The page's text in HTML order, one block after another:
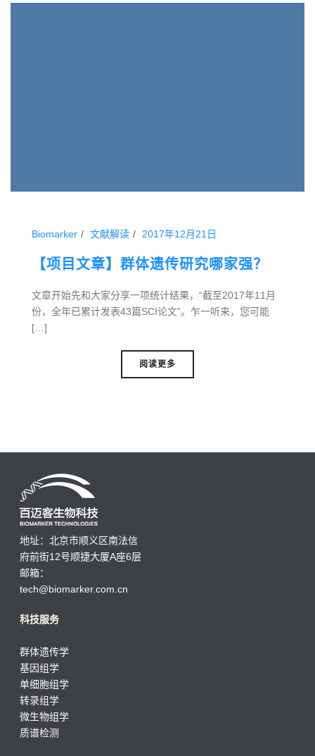
Biomarker 文献解读 2017年12月21日
【项目文章】群体遗传研究哪家强？
文章开始先和大家分享一项统计结果，“截至2017年11月
份，全年已累计发表43篇SCI论文”。乍一听来，您可能
[…]
阅读更多
地址：北京市顺义区南法信
府前街12号顺捷大厦A座6层
邮箱：
tech@biomarker.com.cn
科技服务
群体遗传学
基因组学
单细胞组学
转录组学
微生物组学
质谱检测